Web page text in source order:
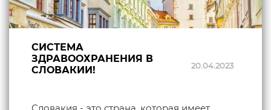
СИСТЕМА
ЗДРАВООХРАНЕНИЯ В
СЛОВАКИИ!
20.04.2023